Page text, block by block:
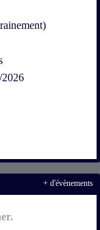
+ d'évènements